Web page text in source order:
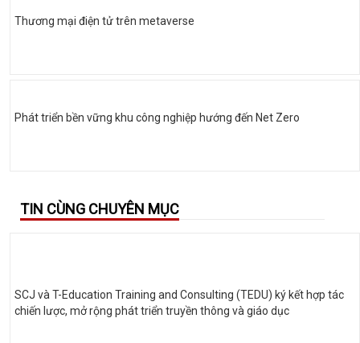
Thương mại điện tử trên metaverse
Phát triển bền vững khu công nghiệp hướng đến Net Zero
TIN CÙNG CHUYÊN MỤC
SCJ và T-Education Training and Consulting (TEDU) ký kết hợp tác
chiến lược, mở rộng phát triển truyền thông và giáo dục